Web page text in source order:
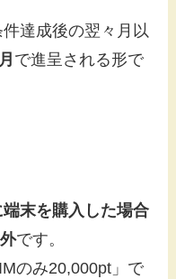
達成後の翌々月以
で進呈される形で
末を購入した場合
です。
のみ20,000pt」で